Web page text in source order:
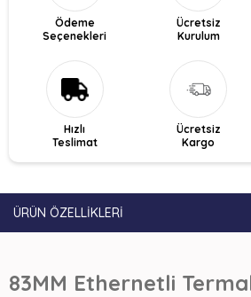
Ödeme
Seçenekleri
Ücretsiz
Kurulum
Hızlı
Teslimat
Ücretsiz
Kargo
ÜRÜN ÖZELLIKLERI
83MM Ethernetli Termal